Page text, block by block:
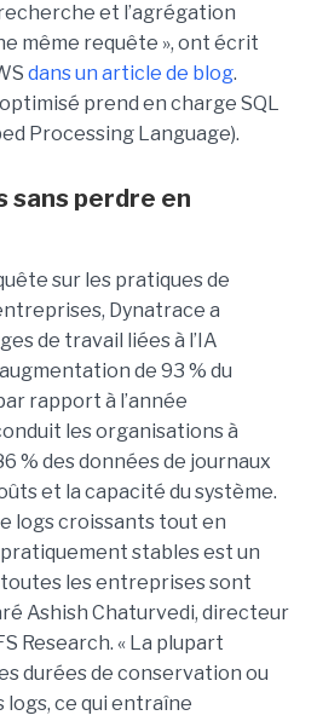
et l’agrégation
même requête », ont écrit
dans un article de blog.
prend en charge SQL
Processing Language).
sans perdre en
sur les pratiques de
Dynatrace a
de travail liées à l’IA
de 93 % du
rapport à l’année
les organisations à
% des données de journaux
et la capacité du système.
logs croissants tout en
stables est un
les entreprises sont
Ashish Chaturvedi, directeur
Research. « La plupart
durées de conservation ou
ce qui entraîne